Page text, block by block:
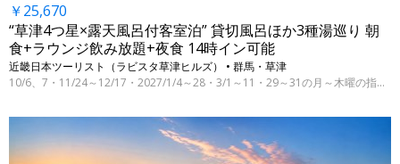
￥25,670
“草津4つ星×露天風呂付客室泊” 貸切風呂ほか3種湯巡り 朝
食+ラウンジ飲み放題+夜食 14時イン可能
近畿日本ツーリスト（ラビスタ草津ヒルズ） • 群馬・草津
10/6、7・11/24～12/17・2027/1/4～28・3/1～11・29～31の月～木曜の指定日